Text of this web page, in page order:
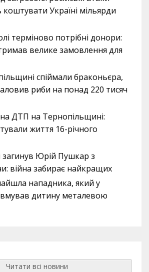
Україні мільярди
терміново потрібні донори:
велике замовлення для
спіймали браконьєра,
риби на понад 220 тисяч
ДТП на Тернопільщині:
життя 16-річного
загинув Юрій Пушкар з
війна забирає найкращих
нападника, який у
дитину металевою
Читати всі новини